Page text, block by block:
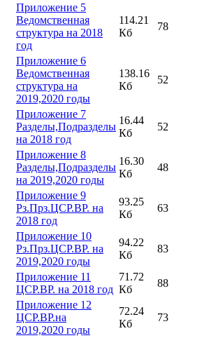
Приложение 5
Ведомственная
структура на 2018
год
114.21
Кб
78
Приложение 6
Ведомственная
структура на
2019,2020 годы
138.16
Кб
52
Приложение 7
Разделы,Подразделы
на 2018 год
16.44
Кб
52
Приложение 8
Разделы,Подразделы
на 2019,2020 годы
16.30
Кб
48
Приложение 9
Рз.Прз.ЦСР.ВР. на
2018 год
93.25
Кб
63
Приложение 10
Рз.Прз.ЦСР.ВР. на
2019,2020 годы
94.22
Кб
83
Приложение 11
ЦСР.ВР. на 2018 год
71.72
Кб
88
Приложение 12
ЦСР.ВР.на
2019,2020 годы
72.24
Кб
73